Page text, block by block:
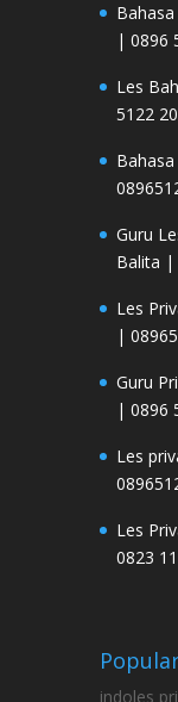
| 0896
Les
5122
Guru
Balita |
Les
|
Guru
| 0896
Les
Les
0823
indoles